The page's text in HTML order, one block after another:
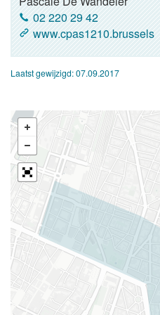
02 220 29 42
www.cpas1210.brussels
Laatst gewijzigd:07.09.2017